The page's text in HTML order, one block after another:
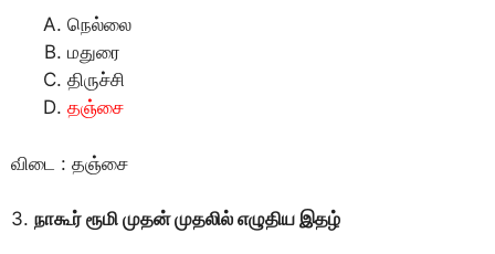
நெல்லை
மதுரை
திருச்சி
தஞ்சை
விடை : தஞ்சை
3. நாகூர் ரூமி முதன் முதலில் எழுதிய இதழ்